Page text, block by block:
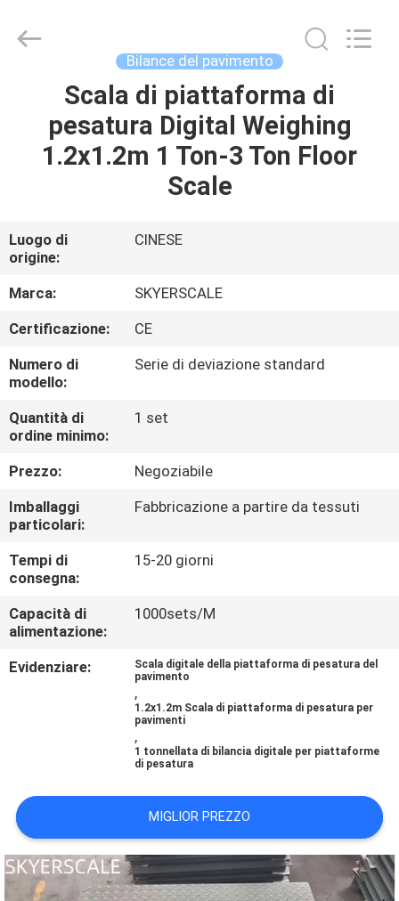
CASA.
PRODOTTI
SU
DI
NOI
VISITA
DELLA
FABBRICA
CONTROLLO
DELLA
QUALITÀ
NOTIZIE
CASI
PREVENTIVO
MAPPA
DEL
SITO
Co.,Limited.
Bilance del pavimento
Scala di piattaforma di
pesatura Digital Weighing
1.2x1.2m 1 Ton-3 Ton Floor
Scale
Luogo di
origine:
CINESE
Marca:
SKYERSCALE
Certificazione:
CE
Numero di
modello:
Serie di deviazione standard
Quantità di
ordine minimo:
1 set
Prezzo:
Negoziabile
Imballaggi
particolari:
Fabbricazione a partire da tessuti
Tempi di
consegna:
15-20 giorni
Capacità di
alimentazione:
1000sets/M
Evidenziare:
Scala digitale della piattaforma di pesatura del
pavimento
,
1.2x1.2m Scala di piattaforma di pesatura per
pavimenti
,
1 tonnellata di bilancia digitale per piattaforme
di pesatura
MIGLIOR PREZZO